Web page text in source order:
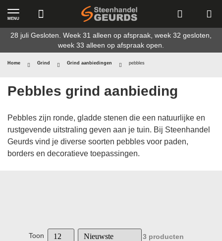
Ga
de
inhoud
28 juli Gesloten. Week 31 alleen op afspraak, week 32 gesloten,
week 33 alleen op afspraak open.
MENU
Home Grind Grind aanbiedingen pebbles
Pebbles grind aanbieding
Pebbles zijn ronde, gladde stenen die een natuurlijke en
rustgevende uitstraling geven aan je tuin. Bij Steenhandel
Geurds vind je diverse soorten pebbles voor paden,
borders en decoratieve toepassingen.
Toon 3 producten